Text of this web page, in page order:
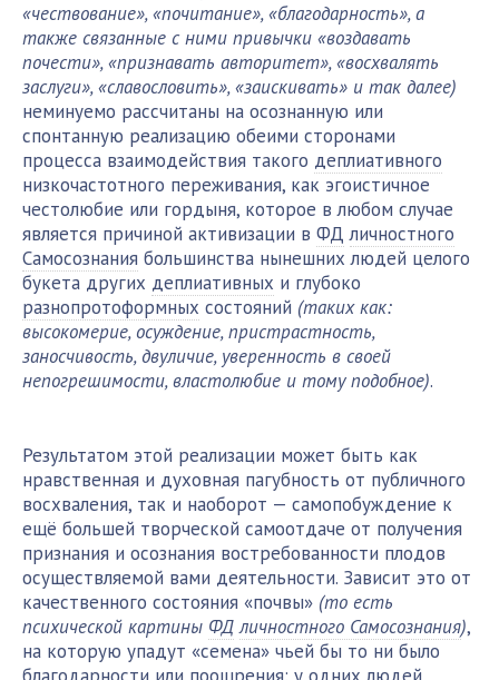
«чествование», «почитание», «благодарность», а
также связанные с ними привычки «воздавать
почести», «признавать авторитет», «восхвалять
заслуги», «славословить», «заискивать» и так далее)
неминуемо рассчитаны на осознанную или
спонтанную реализацию обеими сторонами
процесса взаимодействия такого деплиативного
низкочастотного переживания, как эгоистичное
честолюбие или гордыня, которое в любом случае
является причиной активизации в ФД личностного
Самосознания большинства нынешних людей целого
букета других деплиативных и глубоко
разнопротоформных состояний (таких как:
высокомерие, осуждение, пристрастность,
заносчивость, двуличие, уверенность в своей
непогрешимости, властолюбие и тому подобное).
Результатом этой реализации может быть как
нравственная и духовная пагубность от публичного
восхваления, так и наоборот — самопобуждение к
ещё большей творческой самоотдаче от получения
признания и осознания востребованности плодов
осуществляемой вами деятельности. Зависит это от
качественного состояния «почвы» (то есть
психической картины ФД личностного Самосознания),
на которую упадут «семена» чьей бы то ни было